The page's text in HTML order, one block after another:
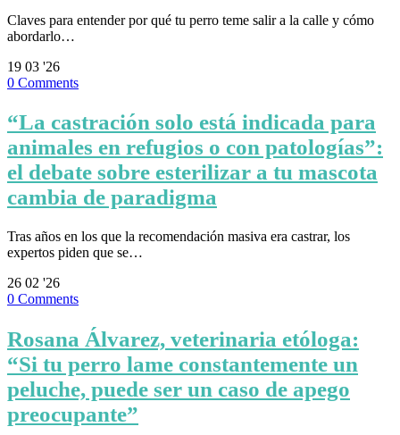
Claves para entender por qué tu perro teme salir a la calle y cómo
abordarlo…
19 03 '26
0 Comments
“La castración solo está indicada para
animales en refugios o con patologías”:
el debate sobre esterilizar a tu mascota
cambia de paradigma
Tras años en los que la recomendación masiva era castrar, los
expertos piden que se…
26 02 '26
0 Comments
Rosana Álvarez, veterinaria etóloga:
“Si tu perro lame constantemente un
peluche, puede ser un caso de apego
preocupante”